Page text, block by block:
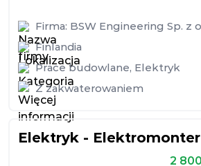
Firma: BSW Engineering Sp. z
Finlandia
Prace budowlane, Elektryk
Z zakwaterowaniem
Elektryk - Elektromonter
2